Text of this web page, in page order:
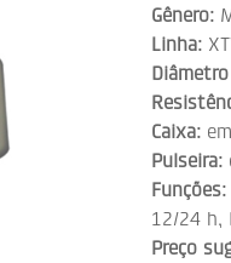
Gênero:
Linha:
Caixa:
Pulseira:
Funções:
12/24 h,
Preço